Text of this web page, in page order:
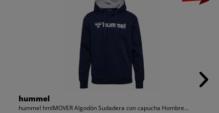
hummel
hummel hmlMOVER Algodón Sudadera con capucha Hombre...